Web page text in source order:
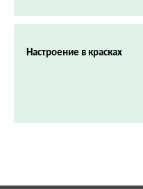
Настроение в красках